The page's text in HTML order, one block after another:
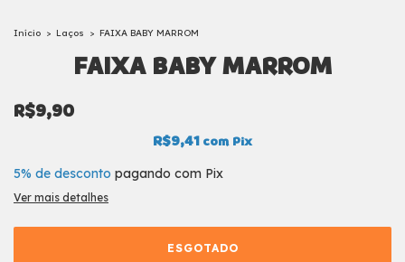
Início > Laços > FAIXA BABY MARROM
FAIXA BABY MARROM
R$9,90
R$9,41 com Pix
5% de desconto pagando com Pix
Ver mais detalhes